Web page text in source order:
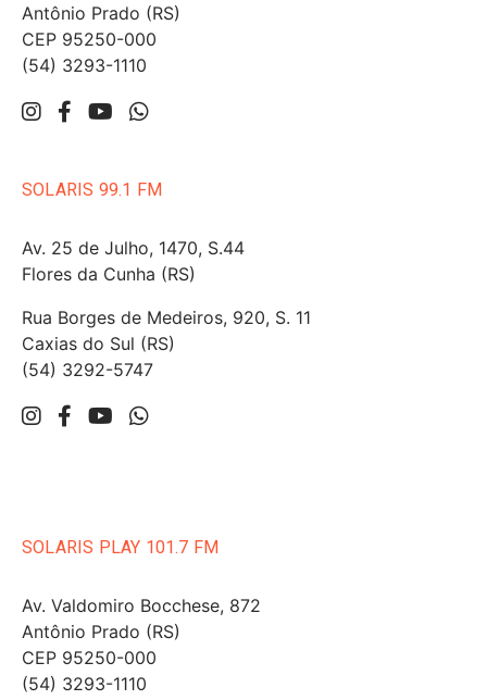
Antônio Prado (RS)
CEP 95250-000
(54) 3293-1110
SOLARIS 99.1 FM
Av. 25 de Julho, 1470, S.44
Flores da Cunha (RS)
Rua Borges de Medeiros, 920, S. 11
Caxias do Sul (RS)
(54) 3292-5747
SOLARIS PLAY 101.7 FM
Av. Valdomiro Bocchese, 872
Antônio Prado (RS)
CEP 95250-000
(54) 3293-1110